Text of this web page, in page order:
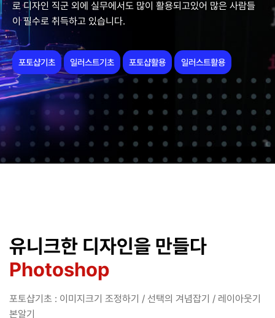
로 디자인 직군 외에 실무에서도 많이 활용되고있어 많은 사람들
이 필수로 취득하고 있습니다.
포토샵기초 일러스트기초 포토샵활용 일러스트활용
유니크한 디자인을 만들다
Photoshop
포토샵기초 : 이미지크기 조정하기 / 선택의 겨념잡기 / 레이아웃기
본알기